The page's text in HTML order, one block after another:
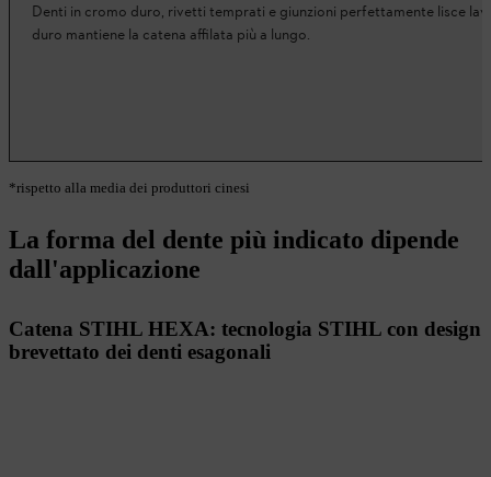
Denti in cromo duro, rivetti temprati e giunzioni perfettamente lisce
duro mantiene la catena affilata più a lungo.
*rispetto alla media dei produttori cinesi
La forma del dente più indicato dipende
dall'applicazione
Catena STIHL HEXA: tecnologia STIHL con design
brevettato dei denti esagonali